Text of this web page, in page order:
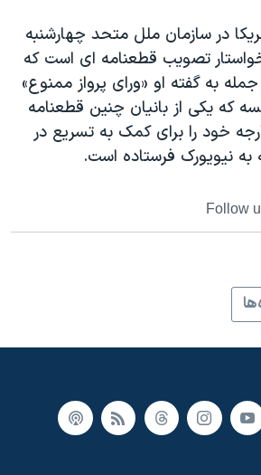
در سازمان ملل متحد چهارشنبه
تصويب قطعنامه ای است که
به گفته او «ورای پرواز ممنوع»
که يکی از بانيان چنين قطعنامه
خود را برای کمک به تسريع در
نيويورک فرستاده است.
Follow